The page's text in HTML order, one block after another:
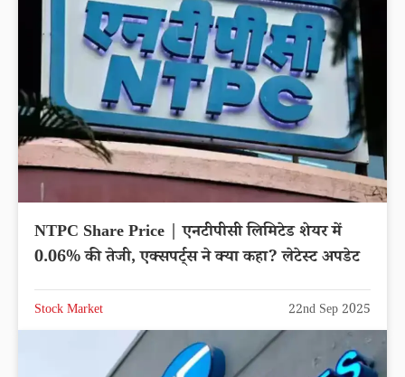
NTPC Share Price | एनटीपीसी लिमिटेड शेयर में
0.06% की तेजी, एक्सपर्ट्स ने क्या कहा? लेटेस्ट अपडेट
Stock Market 22nd Sep 2025